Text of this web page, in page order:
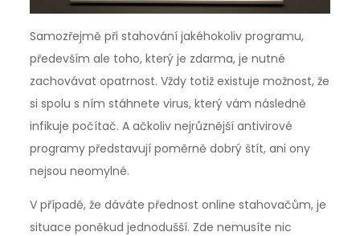
Samozřejmě při stahování jakéhokoliv programu,
především ale toho, který je zdarma, je nutné
zachovávat opatrnost. Vždy totiž existuje možnost, že
si spolu s ním stáhnete virus, který vám následně
infikuje počítač. A ačkoliv nejrůznější antivirové
programy představují poměrně dobrý štít, ani ony
nejsou neomylné.
V případě, že dáváte přednost online stahovačům, je
situace poněkud jednodušší. Zde nemusíte nic